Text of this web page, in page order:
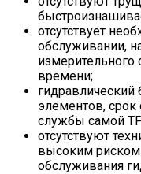
отсутствует
обслуживании,
измерительного
времени;
гидравлический
элементов,
службы самой
отсутствуют
высоким
обслуживания